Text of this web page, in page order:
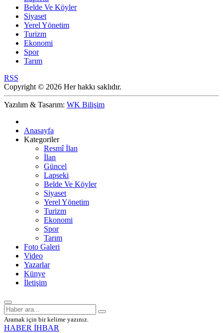
Belde Ve Köyler
Siyaset
Yerel Yönetim
Turizm
Ekonomi
Spor
Tarım
RSS
Copyright © 2026 Her hakkı saklıdır.
Yazılım & Tasarım: WK Bilişim
Anasayfa
Kategoriler
Resmî İlan
İlan
Güncel
Lapseki
Belde Ve Köyler
Siyaset
Yerel Yönetim
Turizm
Ekonomi
Spor
Tarım
Foto Galeri
Video
Yazarlar
Künye
İletişim
Aramak için bir kelime yazınız.
HABER İHBAR